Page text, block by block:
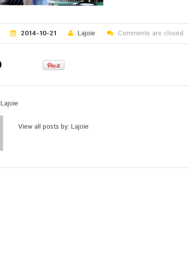
2014-10-21 Lajoie Comments are closed
Lajoie
View all posts by: Lajoie